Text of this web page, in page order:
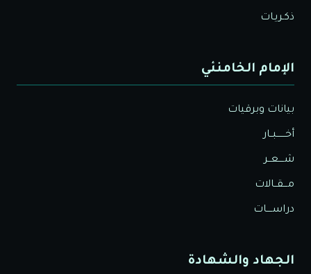
ذكـريـات
الإمام الخامنئي
بيانات وبرقيات
أخــــــبــار
شــــعــر
مـــقــالات
دراســــات
الجهاد والشهادة